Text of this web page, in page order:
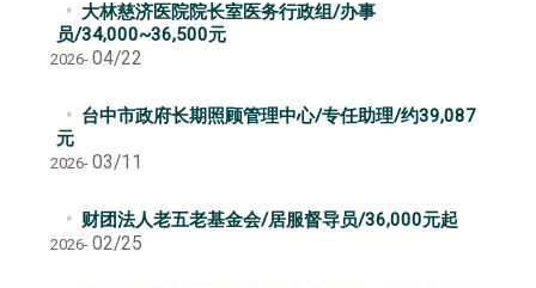
大林慈济医院院长室医务行政组/办事
员/34,000~36,500元
2026- 04/22
台中市政府长期照顾管理中心/专任助理/约39,087
元
2026- 03/11
财团法人老五老基金会/居服督导员/36,000元起
2026- 02/25